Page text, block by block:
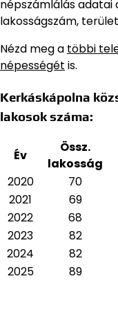
népszámlálás adatai
lakosságszám,
Nézd meg a többi
népességét is.
Kerkáskápolna
lakosok száma:
Év
Össz.
lakosság
2020
70
2021
69
2022
68
2023
82
2024
82
2025
89